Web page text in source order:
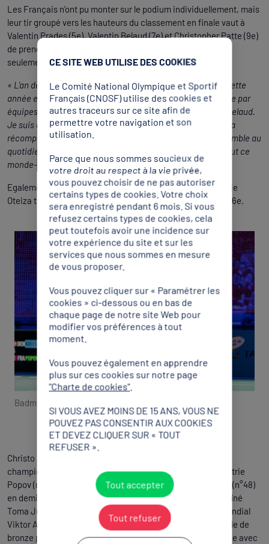
Les Français n’ont pu monter sur le podium individuellement, mais
leur tir groupé vers les hauteurs du classement en finale vaut à
Valentin Prades (5e), Valentin Belaud (7e) et Christopher Patte (9e)
de prendre la deuxième place au classement par équipes,
seulement devancés par la Grande-Bretagne.
« L’an dernier on fait vice-champions derrière la Hongrie, cette
année encore vice-champions, on est champions du monde par
équipes, c’est que le collectif est fort, commente Valentin Belaud.
Je suis content de faire cette médaille avec les gars. C’est la
récompense de tout un groupe : on est 16 à s’entraîner ensemble au
quotidien à l’Insep, plus le staff… Cette médaille est pour tout ce
monde-là. »
Egalement finaliste, Ugo Fleurot est 14e. Côté féminin, Marie
Oteiza termine à une jolie 5e place, Rebecca Castaudi est 16e.
Badminton : une médaille et deux finales
Christo Popov est en finale des Jeux Européens – et des
championnats d’Europe – de badminton ! Le cadet de la fratrie
Popov (n°31) a pris le dessus sur l’Israélien Misha Zilberman (n°48)
en demies (21/10, 21/14). Il tentera en finale de venger son aîné
Toma Junior (n°28), vaincu dans l’autre demie par le n°1 mondial
Viktor Axelsen (17/21, 18/21). C’est donc une nouvelle médaille de
bronze pour Toma Junior, 24h après celle du double obtenue avec
CE SITE WEB UTILISE DES COOKIES
Le Comité National Olympique et Sportif
Français (CNOSF) utilise des cookies et
autres traceurs sur ce site afin de
permettre votre navigation et son
utilisation.
Parce que nous sommes soucieux de
votre droit au respect à la vie privée,
vous pouvez choisir de ne pas autoriser
certains types de cookies. Votre choix
sera enregistré pendant 6 mois. Si vous
refusez certains types de cookies, cela
peut toutefois avoir une incidence sur
votre expérience du site et sur les
services que nous sommes en mesure
de vous proposer.
Vous pouvez cliquer sur « Paramétrer les
cookies » ci-dessous ou en bas de
chaque page de notre site Web pour
modifier vos préférences à tout
moment.
Vous pouvez également en apprendre
plus sur ces cookies sur notre page
"Charte de cookies".
SI VOUS AVEZ MOINS DE 15 ANS, VOUS NE
POUVEZ PAS CONSENTIR AUX COOKIES
ET DEVEZ CLIQUER SUR « TOUT
REFUSER ».
Tout accepter
Tout refuser